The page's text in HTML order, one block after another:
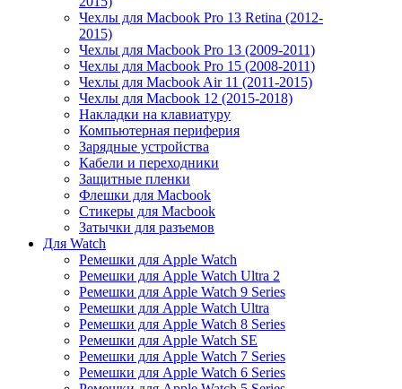
Чехлы для Macbook Pro 13 Retina (2012-
2015)
Чехлы для Macbook Pro 13 (2009-2011)
Чехлы для Macbook Pro 15 (2008-2011)
Чехлы для Macbook Air 11 (2011-2015)
Чехлы для Macbook 12 (2015-2018)
Накладки на клавиатуру
Компьютерная периферия
Зарядные устройства
Кабели и переходники
Защитные пленки
Флешки для Macbook
Стикеры для Macbook
Затычки для разъемов
Для Watch
Ремешки для Apple Watch
Ремешки для Apple Watch Ultra 2
Ремешки для Apple Watch 9 Series
Ремешки для Apple Watch Ultra
Ремешки для Apple Watch 8 Series
Ремешки для Apple Watch SE
Ремешки для Apple Watch 7 Series
Ремешки для Apple Watch 6 Series